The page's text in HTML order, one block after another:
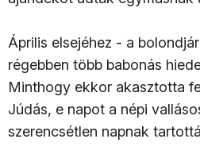
Április elsejéhez - a
régebben több babonás
Minthogy ekkor akasztotta
Júdás, e napot a népi
szerencsétlen napnak